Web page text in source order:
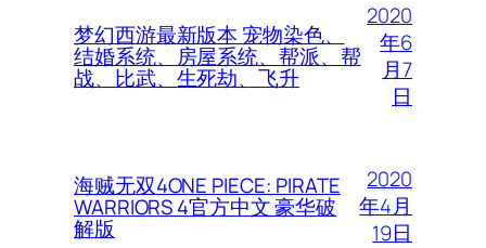
梦幻西游最新版本 宠物染色、
结婚系统、房屋系统、帮派、帮
战、比武、生死劫、飞升
2020
年6
月7
日
海贼无双4ONE PIECE: PIRATE
WARRIORS 4官方中文 豪华破
解版
2020
年4月
19日